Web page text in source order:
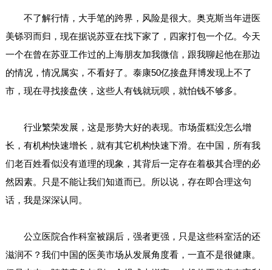
不了解行情，大手笔的跨界，风险是很大。奥克斯当年进医
美铩羽而归，现在据说苏亚在找下家了，四家打包一个亿。今天
一个在曾在苏亚工作过的上海朋友加我微信，跟我聊起他在那边
的情况，情况属实，不看好了。泰康50亿接盘拜博发现上不了
市，现在寻找接盘侠，这些人有钱就玩呗，就怕钱不够多。
行业繁荣发展，这是形势大好的表现。市场蛋糕没怎么增
长，有机构快速增长，就有其它机构快速下滑。在中国，所有我
们老百姓看似没有道理的现象，其背后一定存在着极其合理的必
然因素。只是不能让我们知道而已。所以说，存在即合理这句
话，我是深深认同。
公立医院合作科室被踢后，强者更强，只是这些科室活的还
滋润不？我们中国的医美市场从发展角度看，一直不是很健康。